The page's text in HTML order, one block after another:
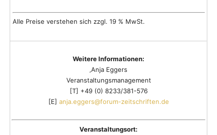
Alle Preise verstehen sich zzgl. 19 % MwSt.
Weitere Informationen:
‚Anja Eggers
Veranstaltungsmanagement
[T] +49 (0) 8233/381-576
[E] anja.eggers@forum-zeitschriften.de
Veranstaltungsort: